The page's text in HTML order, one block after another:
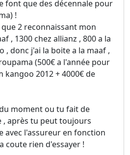
font que des décennale pour
!
2 reconnaissant mon
, 1300 chez allianz , 800 a la
, donc j'ai la boite a la maaf ,
(500€ a l'année pour
2012 + 4000€ de
moment ou tu fait de
, après tu peut toujours
avec l'assureur en fonction
coute rien d'essayer !